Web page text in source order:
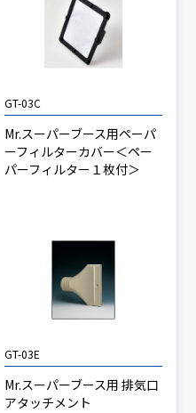
GT-03C
Mr.スーパーブース用ペーパ
ーフィルターカバー＜ペー
パーフィルター１枚付＞
GT-03E
Mr.スーパーブース用 排気口
アタッチメント